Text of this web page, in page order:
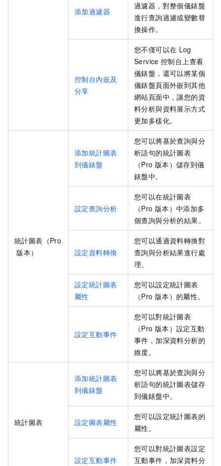
添加過濾器
過濾器，對整個儀錶盤
進行查詢過濾或變數替
換操作。
控制台內嵌及
分享
您不僅可以在 Log
Service 控制台上查看
儀錶盤，還可以將某個
儀錶盤頁面外嵌到其他
網站頁面中，讓您的資
料分析與資料展示方式
更加多樣化。
統計圖表（Pro
版本）
添加統計圖表
到儀錶盤
您可以將基於查詢與分
析語句的統計圖表
（Pro 版本）儲存到儀
錶盤中。
設定查詢分析
您可以在統計圖表
（Pro 版本）中添加多
個查詢與分析的結果。
設定資料轉換
您可以通過資料轉換對
查詢與分析結果進行處
理。
設定統計圖表
屬性
您可以設定統計圖表
（Pro 版本）的屬性。
設定互動事件
您可以對統計圖表
（Pro 版本）設定互動
事件，加深資料分析的
維度。
統計圖表
添加統計圖表
到儀錶盤
您可以將基於查詢與分
析語句的統計圖表儲存
到儀錶盤中。
設定圖表屬性
您可以設定統計圖表的
屬性。
設定互動事件
您可以對統計圖表設定
互動事件，加深資料分